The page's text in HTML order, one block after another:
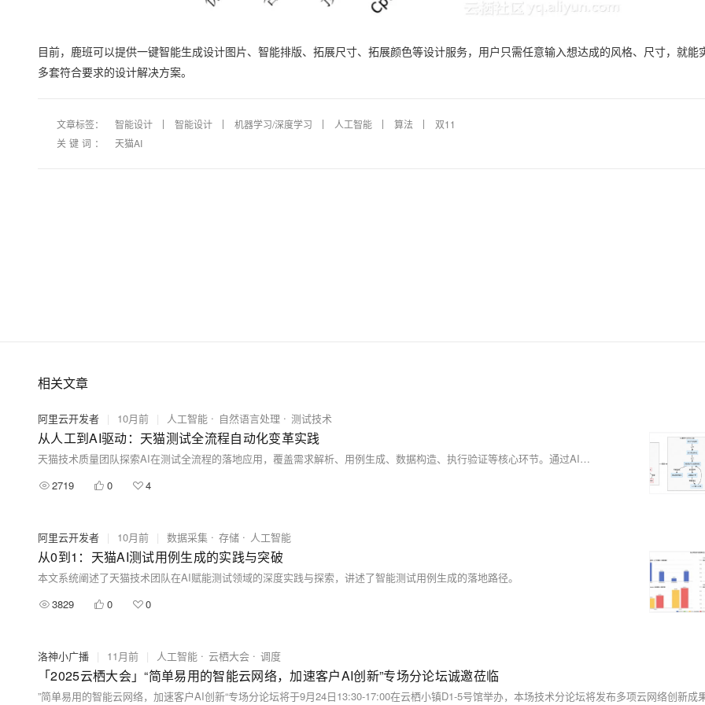
目前，鹿班可以提供一键智能生成设计图片、智能排版、拓展尺寸、拓展颜色等设计服务，用户只需任意输入想达成的风格、尺寸，就能
多套符合要求的设计解决方案。
文章标签： 智能设计 智能设计 机器学习/深度学习 人工智能 算法
双11
关键词：
天猫AI
相关文章
阿里云开发者 | 10月前 | 人工智能 自然语言处理 测试技术
从人工到AI驱动：天猫测试全流程自动化变革实践
天猫技术质量团队探索AI在测试全流程的落地应用，覆盖需求解析、用例生成、数据构造、执行验证等核心环节。通过AI+自然语言驱动，实现测试自动化、可溯化与可管理化，在用例生成、数据构造和执行校验中显著提效，推动测试体系从人工迈向AI全流程自动化，提升效率40%以上，用例覆盖超70%，并构建行业级知识资产沉淀平台。
2719
0 4
阿里云开发者 | 10月前 | 数据采集 存储 人工智能
从0到1：天猫AI测试用例生成的实践与突破
本文系统阐述了天猫技术团队在AI赋能测试领域的深度实践与探索，讲述了智能测试用例生成的落地路径。
3829
0 0
洛神小广播 | 11月前 | 人工智能 云栖大会 调度
「2025云栖大会」“简单易用的智能云网络，加速客户AI创新”专场分论坛诚邀莅临